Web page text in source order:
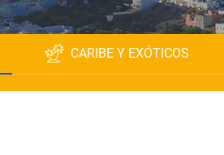
CARIBE Y EXÓTICOS